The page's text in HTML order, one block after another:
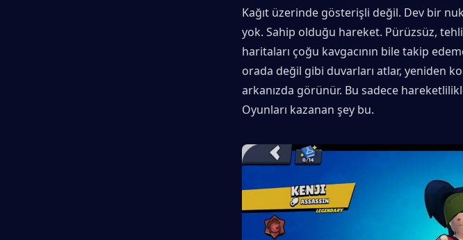
Kağıt üzerinde gösterişli değil. Dev bir
yok. Sahip olduğu hareket. Pürüzsüz,
haritaları çoğu kavgacının bile takip
orada değil gibi duvarları atlar, yeniden
arkanızda görünür. Bu sadece
Oyunları kazanan şey bu.